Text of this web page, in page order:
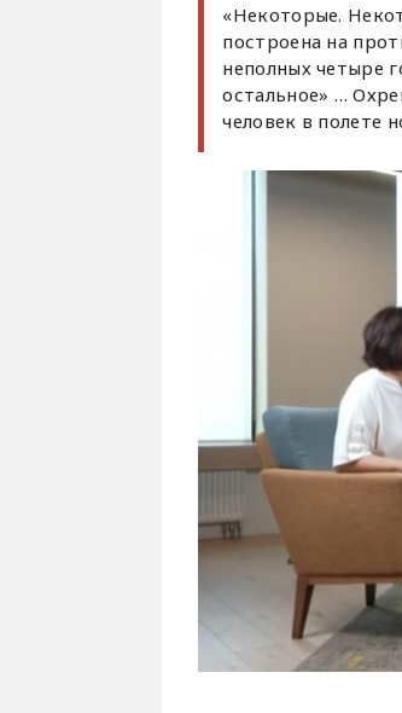
«Некоторые.
построена на
неполных четыре
остальное» …
человек в полете